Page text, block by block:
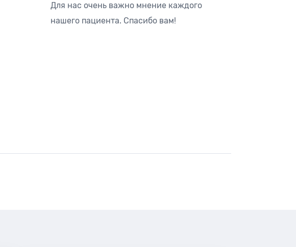
Для нас очень важно мнение каждого
нашего пациента. Спасибо вам!